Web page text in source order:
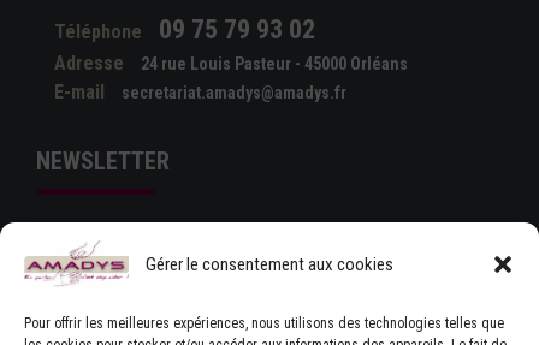
Gérer le consentement aux cookies
Pour offrir les meilleures expériences, nous utilisons des technologies telles que
Téléphone 09 75 79 93 02
Adresse 24 rue Louis Pasteur - 45000 Orléans
E-mail secretariat.amadys@amadys.fr
NEWSLETTER